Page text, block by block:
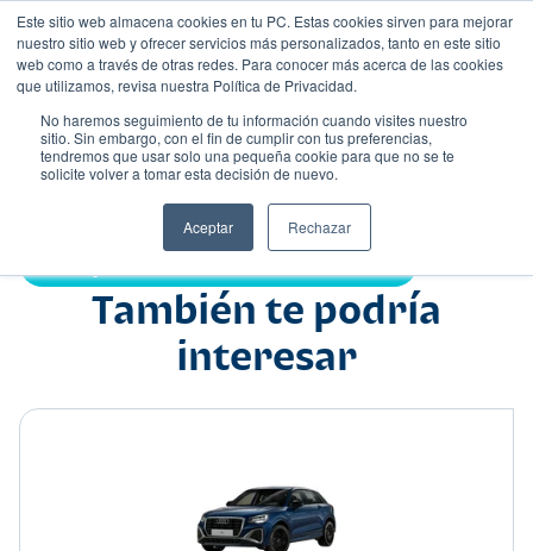
Este sitio web almacena cookies en tu PC. Estas cookies sirven para mejorar
nuestro sitio web y ofrecer servicios más personalizados, tanto en este sitio
web como a través de otras redes. Para conocer más acerca de las cookies
que utilizamos, revisa nuestra Política de Privacidad.
No haremos seguimiento de tu información cuando visites nuestro
sitio. Sin embargo, con el fin de cumplir con tus preferencias,
tendremos que usar solo una pequeña cookie para que no se te
solicite volver a tomar esta decisión de nuevo.
Aceptar Rechazar
Nombre
También te podría
interesar